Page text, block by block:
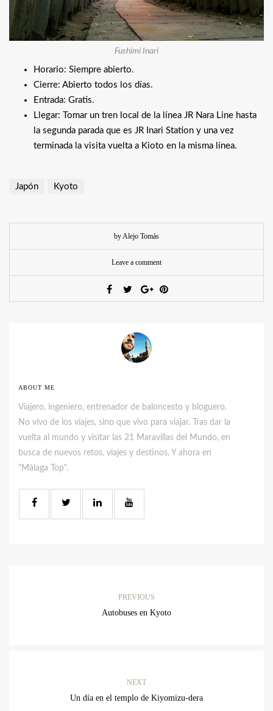
Fushimi Inari
Horario: Siempre abierto.
Cierre: Abierto todos los días.
Entrada: Gratis.
Llegar: Tomar un tren local de la línea JR Nara Line hasta
la segunda parada que es JR Inari Station y una vez
terminada la visita vuelta a Kioto en la misma línea.
Japón Kyoto
by Alejo Tomás
Leave a comment
ABOUT ME
Viajero, ingeniero, entrenador de baloncesto y bloguero.
No vivo de los viajes, sino que vivo para viajar. Tras dar la
vuelta al mundo y visitar las 21 Maravillas del Mundo, en
busca de nuevos retos, viajes y destinos. Y ahora en
"Málaga Top".
PREVIOUS
Autobuses en Kyoto
NEXT
Un día en el templo de Kiyomizu-dera